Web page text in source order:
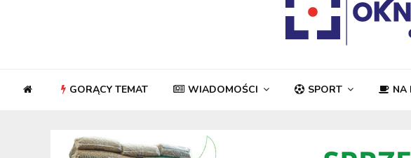
GORĄCY TEMAT WIADOMOŚCI SPORT NA